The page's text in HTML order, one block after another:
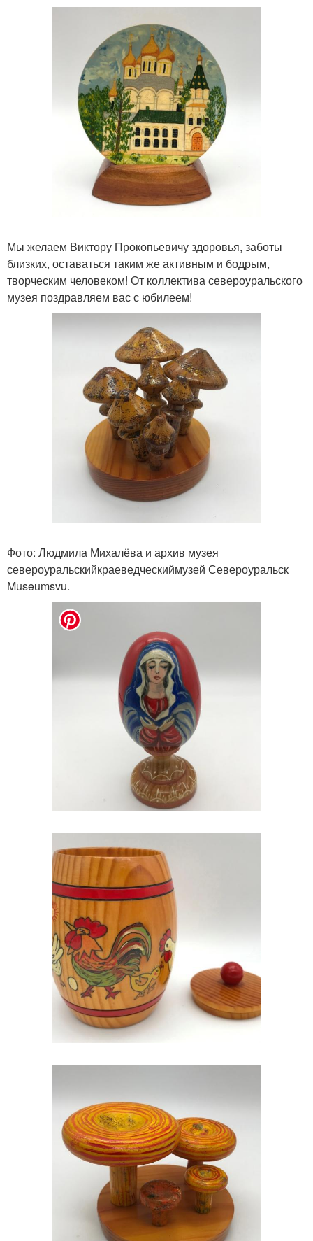
Мы желаем Виктору Прокопьевичу здоровья, заботы
близких, оставаться таким же активным и бодрым,
творческим человеком! От коллектива североуральского
музея поздравляем вас с юбилеем!
Фото: Людмила Михалёва и архив музея
североуральскийкраеведческиймузей Североуральск
Museumsvu.